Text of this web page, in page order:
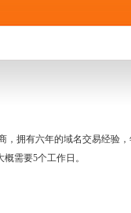
，拥有六年的域名交易经验
需要5个工作日。